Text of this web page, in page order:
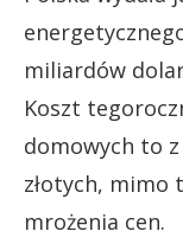
miliardów
Koszt
domowych to
złotych, mimo
mrożenia cen.